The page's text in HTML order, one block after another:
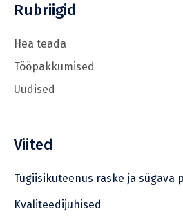
Rubriigid
Hea teada
Tööpakkumised
Uudised
Viited
Tugiisikuteenus raske ja sügava
Kvaliteedijuhised